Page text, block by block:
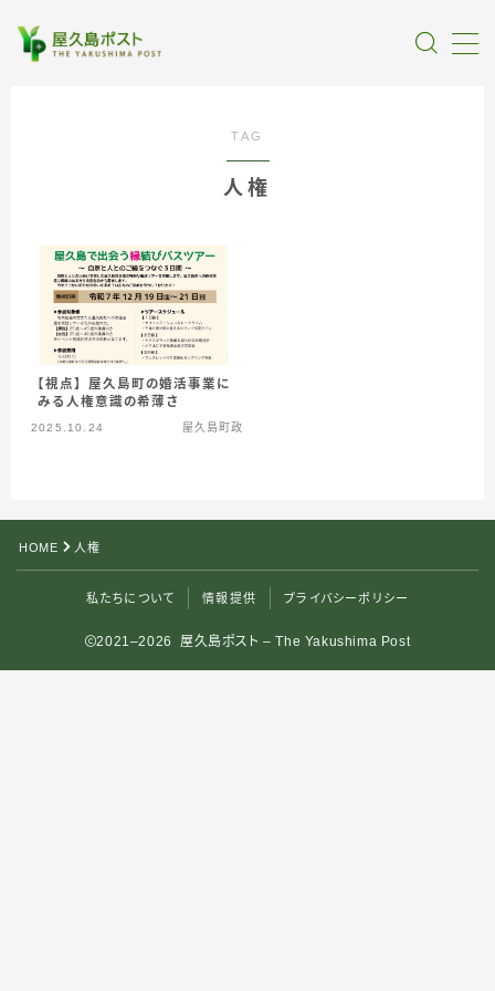
受賞・報道
情報提供
TAG
人権
【視点】屋久島町の婚活事業に
みる人権意識の希薄さ
2025.10.24 屋久島町政
HOME 人権
私たちについて 情報提供 プライバシーポリシー
2021–2026 屋久島ポスト – The Yakushima Post